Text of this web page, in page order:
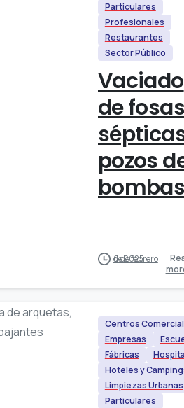
Particulares
Profesionales
Restaurantes
Sector Público
Vaciado
de fosas
pozos
bombas
6 de febrero de 2025
Centros
Empresas
Fábricas
Hoteles y
Limpiezas Urbanas
Particulares